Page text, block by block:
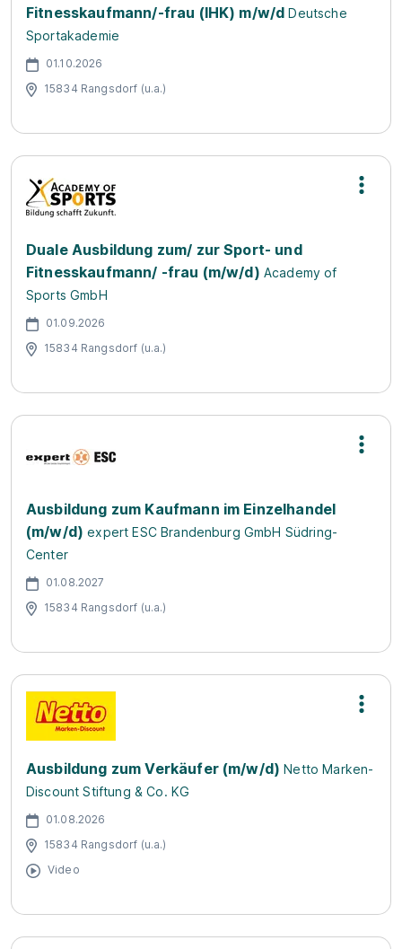
Fitnesskaufmann/-frau (IHK) m/w/d Deutsche
Sportakademie
01.10.2026
15834 Rangsdorf (u.a.)
Duale Ausbildung zum/ zur Sport- und
Fitnesskaufmann/ -frau (m/w/d) Academy of
Sports GmbH
01.09.2026
15834 Rangsdorf (u.a.)
Ausbildung zum Kaufmann im Einzelhandel
(m/w/d) expert ESC Brandenburg GmbH Südring-
Center
01.08.2027
15834 Rangsdorf (u.a.)
Ausbildung zum Verkäufer (m/w/d) Netto Marken-
Discount Stiftung & Co. KG
01.08.2026
15834 Rangsdorf (u.a.)
Video